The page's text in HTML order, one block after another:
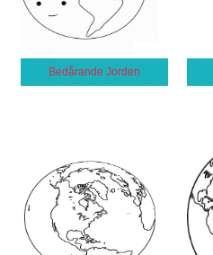
Bedårande Jorden